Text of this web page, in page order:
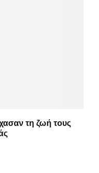
τη ζωή τους